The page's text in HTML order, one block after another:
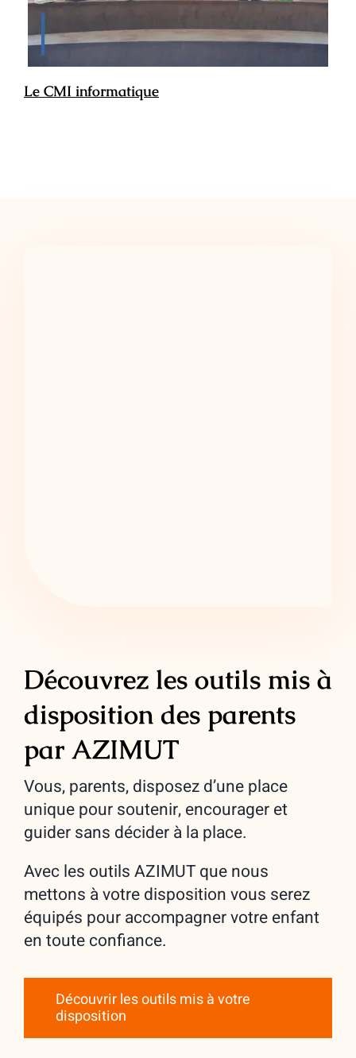
Le CMI informatique
Découvrez les outils mis à
disposition des parents
par AZIMUT
Vous, parents, disposez d’une place
unique pour soutenir, encourager et
guider sans décider à la place.
Avec les outils AZIMUT que nous
mettons à votre disposition vous serez
équipés pour accompagner votre enfant
en toute confiance.
Découvrir les outils mis à votre
disposition